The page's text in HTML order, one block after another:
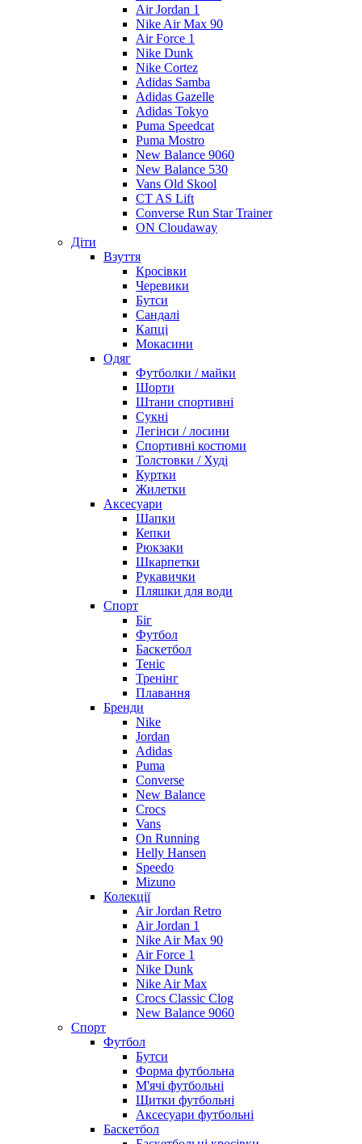
Air Jordan 1
Nike Air Max 90
Air Force 1
Nike Dunk
Nike Cortez
Adidas Samba
Adidas Gazelle
Adidas Tokyo
Puma Speedcat
Puma Mostro
New Balance 9060
New Balance 530
Vans Old Skool
CT AS Lift
Converse Run Star Trainer
ON Cloudaway
Діти
Взуття
Кросівки
Черевики
Бутси
Сандалі
Капці
Мокасини
Одяг
Футболки / майки
Шорти
Штани спортивні
Сукні
Легінси / лосини
Спортивні костюми
Толстовки / Худі
Куртки
Жилетки
Аксесуари
Шапки
Кепки
Рюкзаки
Шкарпетки
Рукавички
Пляшки для води
Спорт
Біг
Футбол
Баскетбол
Теніс
Тренінг
Плавання
Бренди
Nike
Jordan
Adidas
Puma
Converse
New Balance
Crocs
Vans
On Running
Helly Hansen
Speedo
Mizuno
Колекції
Air Jordan Retro
Air Jordan 1
Nike Air Max 90
Air Force 1
Nike Dunk
Nike Air Max
Crocs Classic Clog
New Balance 9060
Спорт
Футбол
Бутси
Форма футбольна
М'ячі футбольні
Щитки футбольні
Аксесуари футбольні
Баскетбол